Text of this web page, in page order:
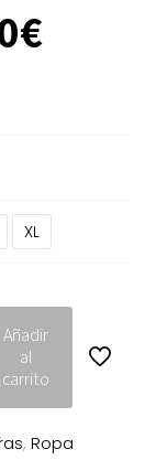
€El
XL
Añadir
al
carrito
, Ropa